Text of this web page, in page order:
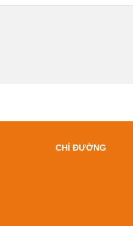
CHỈ ĐƯỜNG